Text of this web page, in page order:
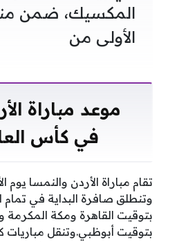
المكسيك، ضمن
الأولى من
موعد مباراة
في كأس العالم
وتنطلق صافرة البداية في
بتوقيت القاهرة ومكة المكرمة